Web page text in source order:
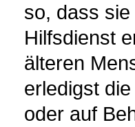
so, dass
Hilfsdienst
älteren
erledigst
oder auf